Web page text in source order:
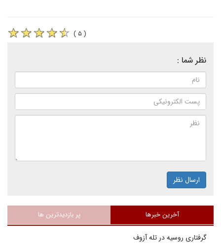
( ۵ )
نظر شما :
ارسال نظر
آخرین خبرها پر بازدیدترین ها
گرفتاری روسیه در تله آزوف